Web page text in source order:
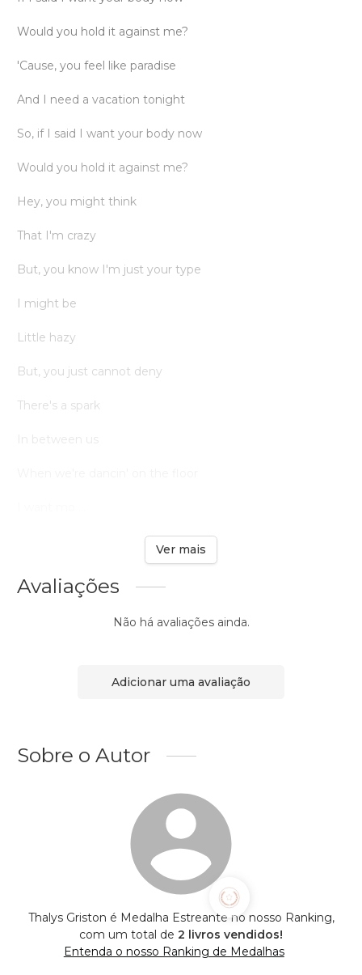
Would you hold it against me?
'Cause, you feel like paradise
And I need a vacation tonight
So, if I said I want your body now
Would you hold it against me?
Hey, you might think
That I'm crazy
But, you know I'm just your type
I might be
Little hazy
But, you just cannot deny
There's a spark
Ver mais
Avaliações
Não há avaliações ainda.
Adicionar uma avaliação
Sobre o Autor
Thalys Griston é Medalha Estreante no nosso Ranking,
com um total de 2 livros vendidos!
Entenda o nosso Ranking de Medalhas